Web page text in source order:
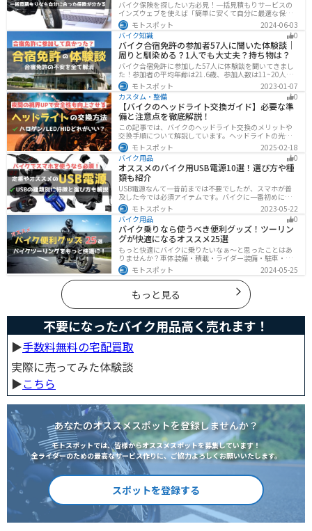
バイク保険を探したい方必見！一括見積もりサービスの
インズウェブを使えば「簡単に安くて自分に最適な保険
を3分で見つける」ことができます。最大5社のバイク保
険を一気に比べることができるので、探す手間と時間が
省けます。
モトスポット
2024-06-03
バイク知識
0
バイク合宿免許の参加者57人に聞いた体験談｜
周りと馴染める？1人でも大丈夫？持ち物は？
バイク合宿免許に参加した57人に体験談を聞いてきまし
た！参加者の平均年齢は21.6歳、参加人数は11~20人な
ど統計情報や人間関係はどうだったのか、持っていくべ
きものなど参加する前に知っておきたい情報をまとめま
した。
モトスポット
2023-01-07
カスタム・整備
0
【バイクのヘッドライト交換ガイド】必要な準
備と注意点を徹底解説！
この記事では、バイクのヘッドライト交換のメリットや
交換手順について解説しています。ヘッドライトの光が
弱くなっていませんか？夜間の視界を改善するために
は、適切なヘッドライト交換が必要です。自分で交換す
る方法からショップに依頼する場合の費用までわかりや
すくお伝えします！
モトスポット
2025-02-18
バイク用品
0
オススメのバイク用USB電源10選！選び方や種
類も紹介
USB電源なんて一昔前までは不要でしたが、スマホが普
及した今では必須アイテムです。バイクに一番初めにつ
けたいグッズです。この記事では、そんなバイク用USB電
源の種類や選び方、オススメ商品を厳選して紹介します
ので、ぜひ参考にしてください。
モトスポット
2023-05-22
バイク用品
0
バイク乗りなら使うべき便利グッズ！ツーリン
グが快適になるオススメ25選
もっと快適にバイクに乗りたいなぁ〜と思ったことはあ
りませんか？車体装備・積載・ライダー装備・駐車・メ
ンテ・トラブル対応の6ジャンルで、バイクをもっと快適
にするオススメ便利グッズを紹介します！
モトスポット 2024-05-25
もっと見る
不要になったバイク用品高く売れます！
▶︎手数料無料の宅配買取
実際に売ってみた体験談
▶︎こちら
あなたのオススメスポットを登録しませんか？
モトスポットでは、皆様からオススメスポットを募集しています！
全ライダーのための最高なサービス作りに、ご協力よろしくお願いいたします。
スポットを登録する